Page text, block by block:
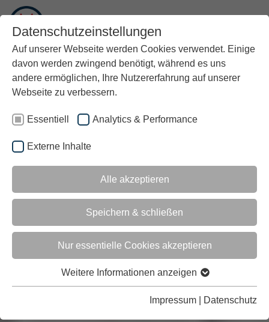
Datenschutzeinstellungen
Auf unserer Webseite werden Cookies verwendet. Einige
davon werden zwingend benötigt, während es uns
andere ermöglichen, Ihre Nutzererfahrung auf unserer
Webseite zu verbessern.
Essentiell Analytics & Performance
Externe Inhalte
Alle akzeptieren
Speichern & schließen
Nur essentielle Cookies akzeptieren
Weitere Informationen anzeigen
Impressum Datenschutz